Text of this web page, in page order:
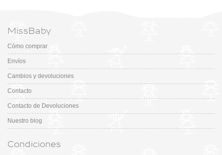
MissBaby
Cómo comprar
Envíos
Cambios y devoluciones
Contacto
Contacto de Devoluciones
Nuestro blog
Condiciones